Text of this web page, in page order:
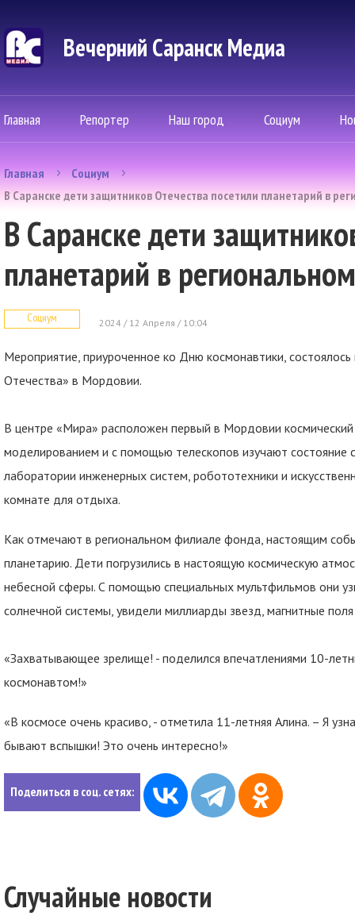
Вечерний Саранск Mедиа
Главная Репортер Наш город Социум
Главная
Социум
В Саранске дети защитников Отечества посетили планетарий в
В Саранске дети
планетарий в
Социум 2024 / 12 Апреля / 10:04
Мероприятие, приуроченное ко Дню космонавтики,
Отечества» в Мордовии.
В центре «Мира» расположен первый в Мордовии
моделированием и с помощью телескопов изучают состояние
лаборатории инженерных систем, робототехники и
комнате для отдыха.
Как отмечают в региональном филиале фонда, настоящим
планетарию. Дети погрузились в настоящую космическую
небесной сферы. С помощью специальных мультфильмов они
солнечной системы, увидели миллиарды звезд, магнитные
«Захватывающее зрелище! - поделился впечатлениями 10-
космонавтом!»
«В космосе очень красиво, - отметила 11-летняя Алина. – Я
бывают вспышки! Это очень интересно!»
Поделиться в соц. сетях:
Случайные новости